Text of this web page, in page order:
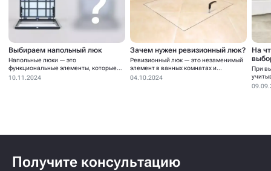
Выбираем напольный люк
Напольные люки — это
функциональные элементы, которые
устанавливаются для...
10.11.2024
Зачем нужен ревизионный люк?
Ревизионный люк — это незаменимый
элемент в ванных комнатах и...
04.10.2024
На
При
Получите консультацию